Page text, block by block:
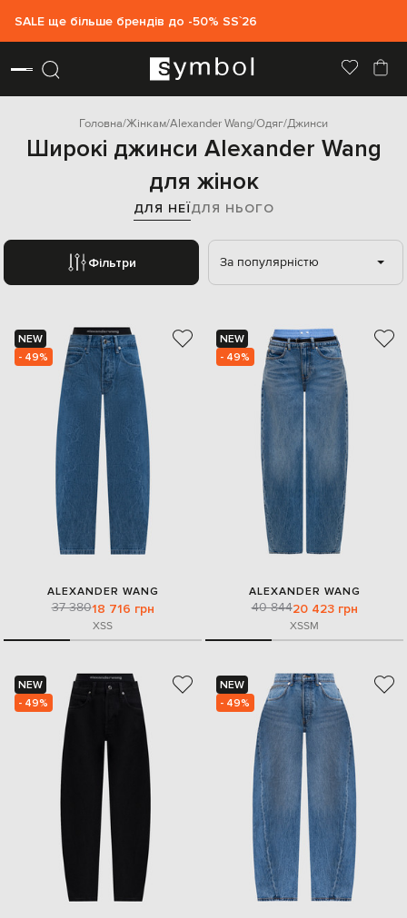
SALE ще більше брендів до -50% SS`26
Головна Жінкам Alexander Wang Одяг Джинси
Широкі джинси Alexander Wang
для жінок
ДЛЯ НЕЇДЛЯ НЬОГО
Фільтри За популярністю
NEW
- 49%
ALEXANDER WANG
37 38018 716 грн
XSS
NEW
- 49%
ALEXANDER WANG
40 84420 423 грн
XSSM
NEW
- 49%
NEW
- 49%